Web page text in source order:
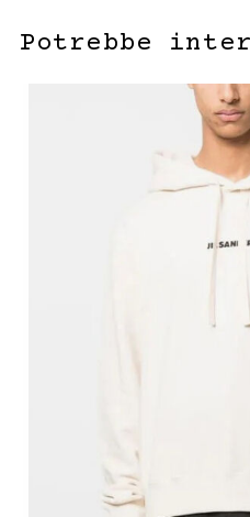
Potrebbe